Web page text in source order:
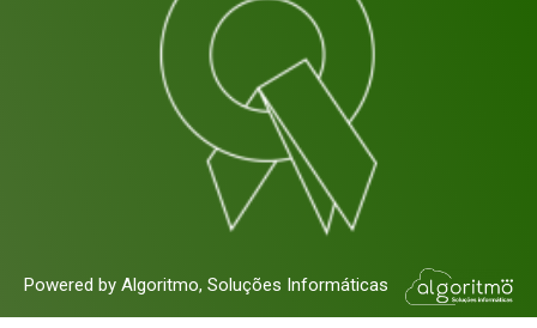
Powered by Algoritmo, Soluções Informáticas